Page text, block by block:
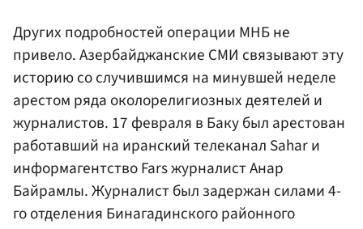
Других подробностей операции МНБ не
привело. Азербайджанские СМИ связывают эту
историю со случившимся на минувшей неделе
арестом ряда околорелигиозных деятелей и
журналистов. 17 февраля в Баку был арестован
работавший на иранский телеканал Sahar и
информагентство Fars журналист Анар
Байрамлы. Журналист был задержан силами 4-
го отделения Бинагадинского районного